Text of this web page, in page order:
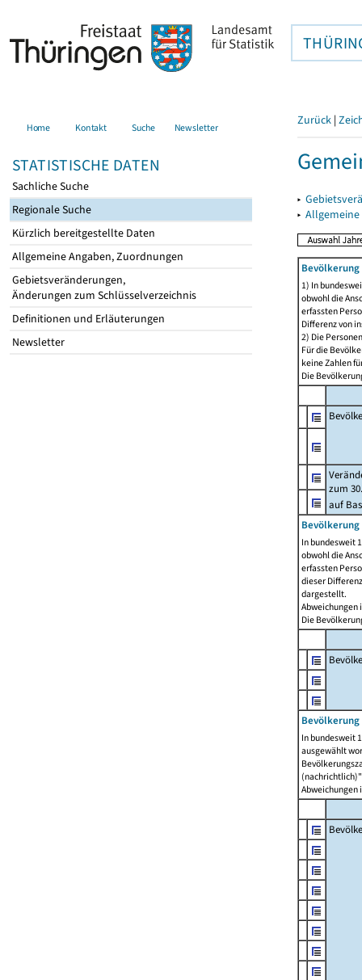
Home Kontakt Suche Newsletter
STATISTISCHE DATEN
Sachliche Suche
Regionale Suche
Kürzlich bereitgestellte Daten
Allgemeine Angaben, Zuordnungen
Gebietsveränderungen,
Änderungen zum Schlüsselverzeichnis
Definitionen und Erläuterungen
Newsletter
Zurück |
▸
▸
1) In
obwohl die
erfassten
Differenz von
2) Die
Für die
keine Zahlen
Die
zum
auf
Bevölkerung
In bundesweit
obwohl die
erfassten
dieser
dargestellt.
Abweichungen
Die
In bundesweit
ausgewählt
Abweichungen